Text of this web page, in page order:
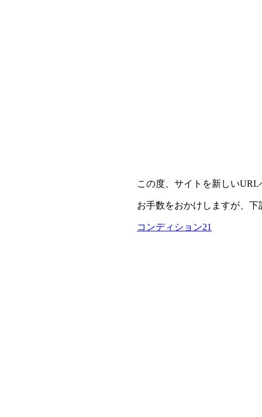
この度、サイトを新しい
お手数をおかけしますが、
コンディション21